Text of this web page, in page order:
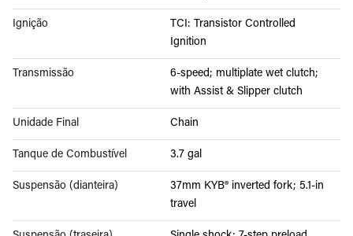
Ignição
TCI: Transistor Controlled
Ignition
Transmissão
6-speed; multiplate wet clutch;
with Assist & Slipper clutch
Unidade Final Chain
Tanque de Combustível 3.7 gal
Suspensão (dianteira)
37mm KYB® inverted fork; 5.1-in
travel